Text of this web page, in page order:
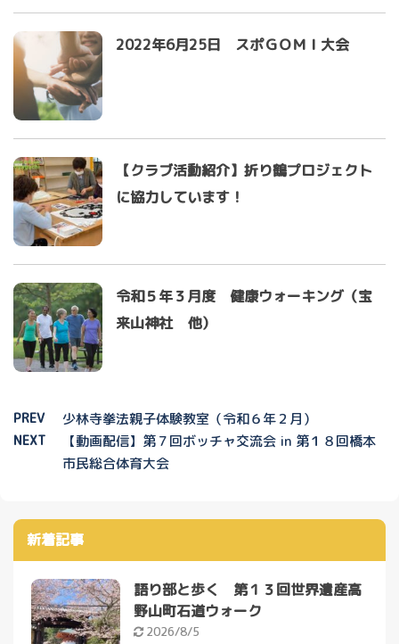
2022年6月25日 スポＧＯＭＩ大会
【クラブ活動紹介】折り鶴プロジェクト
に協力しています！
令和５年３月度 健康ウォーキング（宝
来山神社 他）
PREV 少林寺拳法親子体験教室（令和６年２月）
NEXT
【動画配信】第７回ボッチャ交流会 in 第１８回橋本
市民総合体育大会
新着記事
語り部と歩く 第１３回世界遺産高
野山町石道ウォーク
2026/8/5